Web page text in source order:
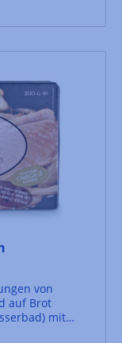
von
auf Brot
mit